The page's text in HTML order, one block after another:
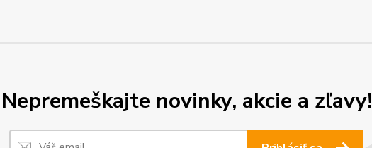
Nepremeškajte novinky, akcie a zľavy!